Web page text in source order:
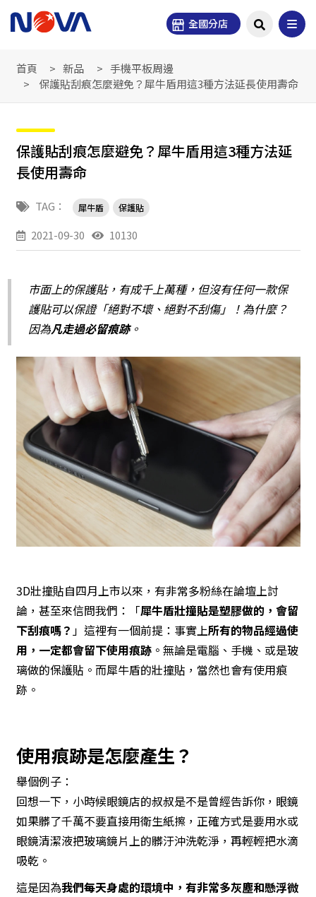
全國分店
首頁 新品
手機平板周邊
保護貼刮痕怎麼避免？犀牛盾用這3種方法延長使用壽命
保護貼刮痕怎麼避免？犀牛盾用這3種方法延
長使用壽命
TAG： 犀牛盾 保護貼
2021-09-30 10130
市面上的保護貼，有成千上萬種，但沒有任何一款保
護貼可以保證「絕對不壞、絕對不刮傷」！為什麼？
因為凡走過必留痕跡。
3D壯撞貼自四月上市以來，有非常多粉絲在論壇上討
論，甚至來信問我們：「犀牛盾壯撞貼是塑膠做的，會留
下刮痕嗎？ 」這裡有一個前提：事實上所有的物品經過使
用，一定都會留下使用痕跡。無論是電腦、手機、或是玻
璃做的保護貼。而犀牛盾的壯撞貼，當然也會有使用痕
跡。
使用痕跡是怎麼產生？
舉個例子：
回想一下，小時候眼鏡店的叔叔是不是曾經告訴你，眼鏡
如果髒了千萬不要直接用衛生紙擦，正確方式是要用水或
眼鏡清潔液把玻璃鏡片上的髒汙沖洗乾淨，再輕輕把水滴
吸乾。
這是因為我們每天身處的環境中，有非常多灰塵和懸浮微